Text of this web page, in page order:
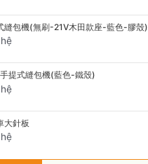
縫包機(無刷-21V木田款座-藍色-膠殼)
提式縫包機(藍色-鐵殼)
大針板